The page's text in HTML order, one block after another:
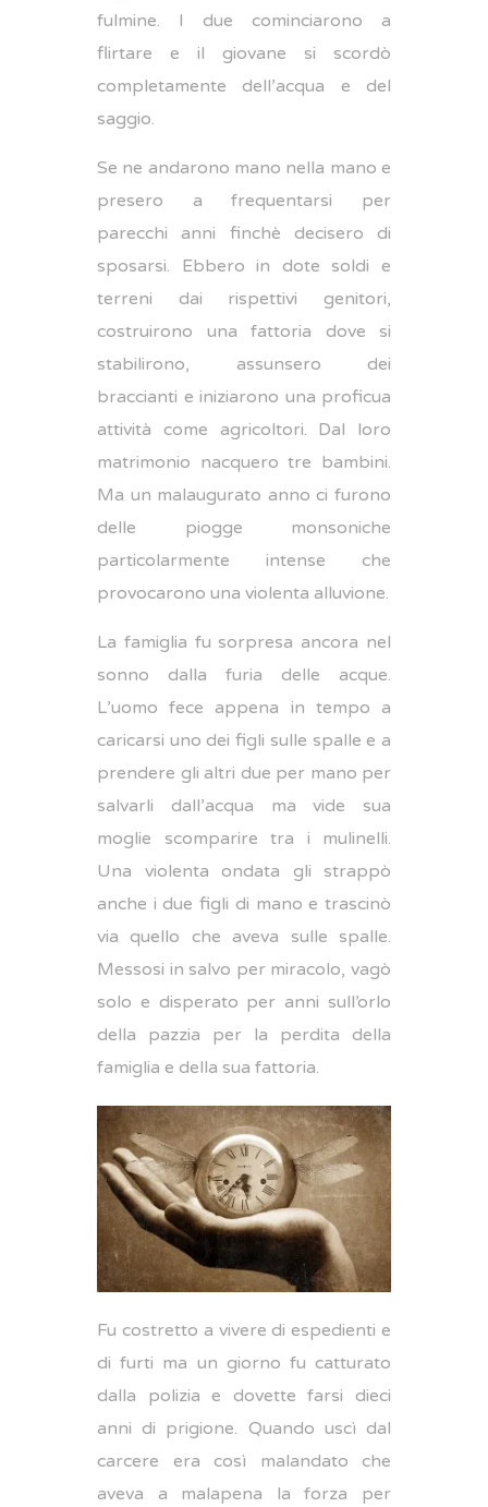
fulmine. I due cominciarono a
flirtare e il giovane si scordò
completamente dell’acqua e del
saggio.
Se ne andarono mano nella mano e
presero a frequentarsi per
parecchi anni finchè decisero di
sposarsi. Ebbero in dote soldi e
terreni dai rispettivi genitori,
costruirono una fattoria dove si
stabilirono, assunsero dei
braccianti e iniziarono una proficua
attività come agricoltori. Dal loro
matrimonio nacquero tre bambini.
Ma un malaugurato anno ci furono
delle piogge monsoniche
particolarmente intense che
provocarono una violenta alluvione.
La famiglia fu sorpresa ancora nel
sonno dalla furia delle acque.
L’uomo fece appena in tempo a
caricarsi uno dei figli sulle spalle e a
prendere gli altri due per mano per
salvarli dall’acqua ma vide sua
moglie scomparire tra i mulinelli.
Una violenta ondata gli strappò
anche i due figli di mano e trascinò
via quello che aveva sulle spalle.
Messosi in salvo per miracolo, vagò
solo e disperato per anni sull’orlo
della pazzia per la perdita della
famiglia e della sua fattoria.
Fu costretto a vivere di espedienti e
di furti ma un giorno fu catturato
dalla polizia e dovette farsi dieci
anni di prigione. Quando uscì dal
carcere era così malandato che
aveva a malapena la forza per